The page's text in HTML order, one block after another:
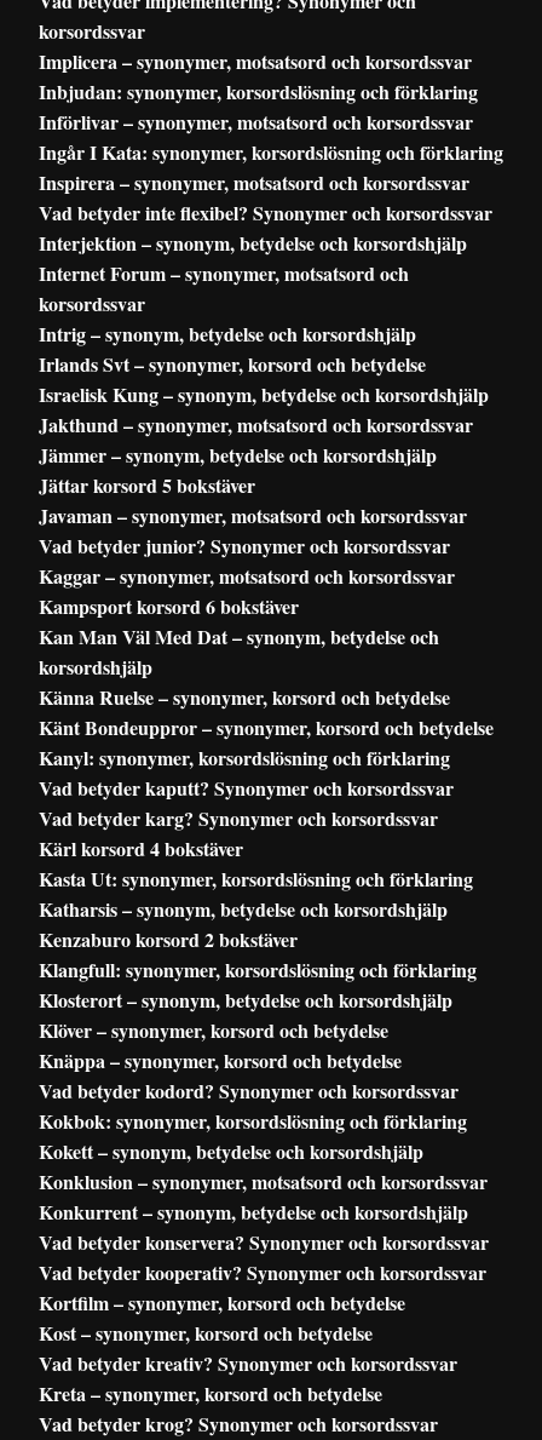
korsordssvar
Implicera – synonymer, motsatsord och korsordssvar
Inbjudan: synonymer, korsordslösning och förklaring
Införlivar – synonymer, motsatsord och korsordssvar
Ingår I Kata: synonymer, korsordslösning och förklaring
Inspirera – synonymer, motsatsord och korsordssvar
Vad betyder inte flexibel? Synonymer och korsordssvar
Interjektion – synonym, betydelse och korsordshjälp
Internet Forum – synonymer, motsatsord och
korsordssvar
Intrig – synonym, betydelse och korsordshjälp
Irlands Svt – synonymer, korsord och betydelse
Israelisk Kung – synonym, betydelse och korsordshjälp
Jakthund – synonymer, motsatsord och korsordssvar
Jämmer – synonym, betydelse och korsordshjälp
Jättar korsord 5 bokstäver
Javaman – synonymer, motsatsord och korsordssvar
Vad betyder junior? Synonymer och korsordssvar
Kaggar – synonymer, motsatsord och korsordssvar
Kampsport korsord 6 bokstäver
Kan Man Väl Med Dat – synonym, betydelse och
korsordshjälp
Känna Ruelse – synonymer, korsord och betydelse
Känt Bondeuppror – synonymer, korsord och betydelse
Kanyl: synonymer, korsordslösning och förklaring
Vad betyder kaputt? Synonymer och korsordssvar
Vad betyder karg? Synonymer och korsordssvar
Kärl korsord 4 bokstäver
Kasta Ut: synonymer, korsordslösning och förklaring
Katharsis – synonym, betydelse och korsordshjälp
Kenzaburo korsord 2 bokstäver
Klangfull: synonymer, korsordslösning och förklaring
Klosterort – synonym, betydelse och korsordshjälp
Klöver – synonymer, korsord och betydelse
Knäppa – synonymer, korsord och betydelse
Vad betyder kodord? Synonymer och korsordssvar
Kokbok: synonymer, korsordslösning och förklaring
Kokett – synonym, betydelse och korsordshjälp
Konklusion – synonymer, motsatsord och korsordssvar
Konkurrent – synonym, betydelse och korsordshjälp
Vad betyder konservera? Synonymer och korsordssvar
Vad betyder kooperativ? Synonymer och korsordssvar
Kortfilm – synonymer, korsord och betydelse
Kost – synonymer, korsord och betydelse
Vad betyder kreativ? Synonymer och korsordssvar
Kreta – synonymer, korsord och betydelse
Vad betyder krog? Synonymer och korsordssvar